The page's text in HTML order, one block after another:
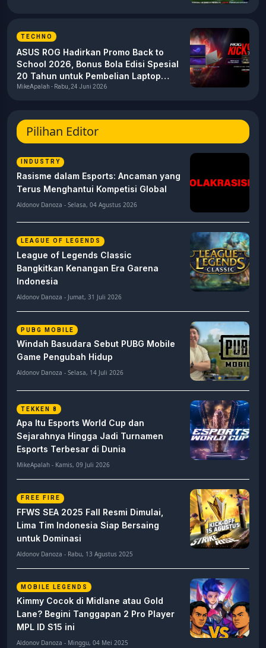
TECHNO
ASUS ROG Hadirkan Promo Back to
School 2026, Bonus Bola Edisi Spesial
20 Tahun untuk Pembelian Laptop
Gaming
MikeApalah - Rabu, 24 Juni 2026
Pilihan Editor
INDUSTRY
Rasisme dalam Esports: Ancaman yang
Terus Menghantui Kompetisi Global
Aldonov Danoza - Selasa, 04 Agustus 2026
LEAGUE OF LEGENDS
League of Legends Classic
Bangkitkan Kenangan Era Garena
Indonesia
Aldonov Danoza - Jumat, 31 Juli 2026
PUBG MOBILE
Windah Basudara Sebut PUBG Mobile
Game Pengubah Hidup
Aldonov Danoza - Selasa, 14 Juli 2026
TEKKEN 8
Apa Itu Esports World Cup dan
Sejarahnya Hingga Jadi Turnamen
Esports Terbesar di Dunia
MikeApalah - Kamis, 09 Juli 2026
FREE FIRE
FFWS SEA 2025 Fall Resmi Dimulai,
Lima Tim Indonesia Siap Bersaing
untuk Dominasi
Aldonov Danoza - Rabu, 13 Agustus 2025
MOBILE LEGENDS
Kimmy Cocok di Midlane atau Gold
Lane? Begini Tanggapan 2 Pro Player
MPL ID S15 ini
Aldonov Danoza - Minggu, 04 Mei 2025